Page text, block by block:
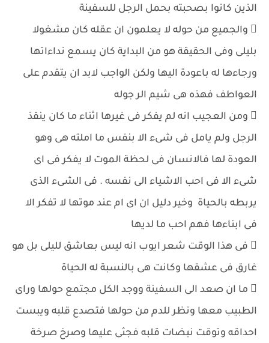
الذين كانوا بصحبته بحمل الرجل للسفينة
 والجميع من حوله لا يعلمون ان عقله كان مشغولا
بليلى وفى الحقيقة هو من البداية كان يسمع نداءاتها
ورجاءها له باعودة اليها ولكن الواجب لابد ان يتقدم على
العواطف فهذه هى شيم الر جوله
 ومن العجيب انه لم يفكر فى غيرها اثناء ما كان ينقذ
الرجل ولم يامل فى شىء الا بنفس ما املته هى وهو
العودة لها فالانسان فى لحظة الموت لا يفكر فى اى
شىء الا فى احب الاشياء الى نفسه . فى الشىء الذى
يربطه بالحياة وخير دليل ان اى ام عند موتها لا تفكر الا
فى ابناءها فهم احب ما لديها
 فى هذا الوقت شعر ايوب انه ليس بعاشق لليلى بل هو
غارق فى عشقها وكانت هى بالنسبة له الحياة
 ما ان صعد الى السفينة ووجد الكل مجتمع حولها وراى
الطبيب معها ونظر للدم من حولها فتصدع قلبه ويبست
احداقه وتوقت نبضات قلبه فجثى عليها وصرخ صرخة